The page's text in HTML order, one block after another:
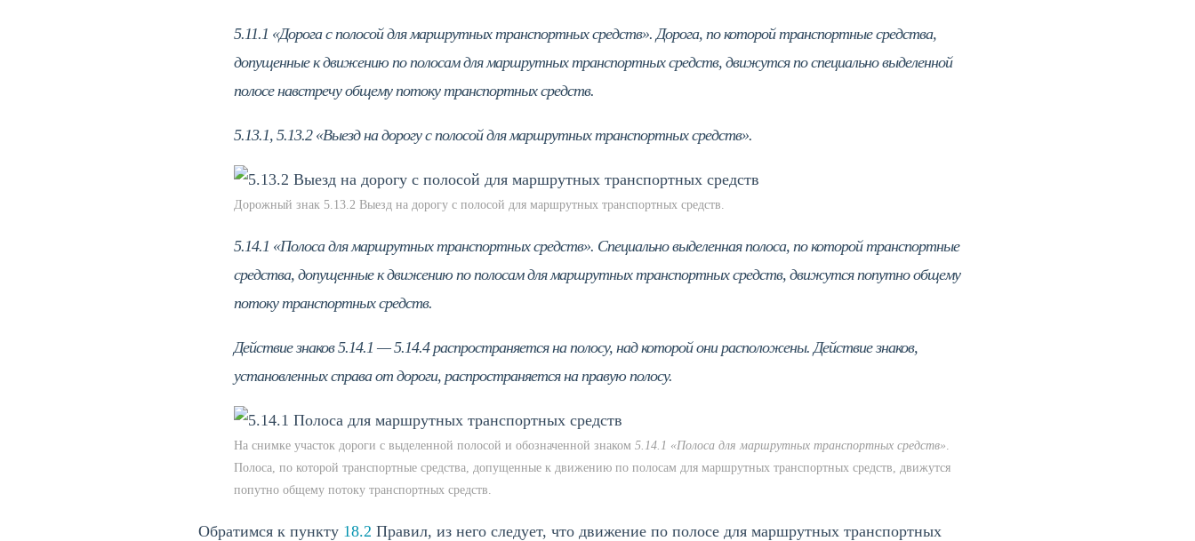
5.11.1 «Дорога с полосой для маршрутных транспортных средств». Дорога, по которой транспортные средства,
допущенные к движению по полосам для маршрутных транспортных средств, движутся по специально выделенной
полосе навстречу общему потоку транспортных средств.
5.13.1, 5.13.2 «Выезд на дорогу с полосой для маршрутных транспортных средств».
Дорожный знак 5.13.2 Выезд на дорогу с полосой для маршрутных транспортных средств.
5.14.1 «Полоса для маршрутных транспортных средств». Специально выделенная полоса, по которой транспортные
средства, допущенные к движению по полосам для маршрутных транспортных средств, движутся попутно общему
потоку транспортных средств.
Действие знаков 5.14.1 — 5.14.4 распространяется на полосу, над которой они расположены. Действие знаков,
установленных справа от дороги, распространяется на правую полосу.
На снимке участок дороги с выделенной полосой и обозначенной знаком 5.14.1 «Полоса для маршрутных транспортных средств»
Полоса, по которой транспортные средства, допущенные к движению по полосам для маршрутных транспортных средств, движутся
попутно общему потоку транспортных средств.
Обратимся к пункту 18.2 Правил, из него следует, что движение по полосе для маршрутных транспортных